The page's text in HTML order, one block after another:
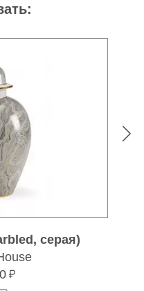
серая)